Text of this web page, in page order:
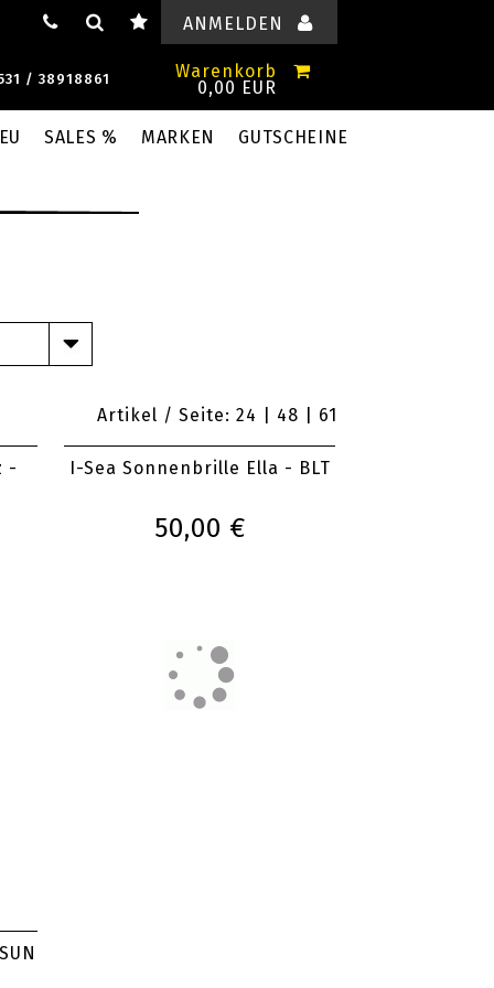
/ 38918861
ANMELDEN
Warenkorb
0,00 EUR
SALES % MARKEN GUTSCHEINE
Artikel / Seite: 24 | 48 | 61
-
I-Sea Sonnenbrille Ella - BLT
50,00 €